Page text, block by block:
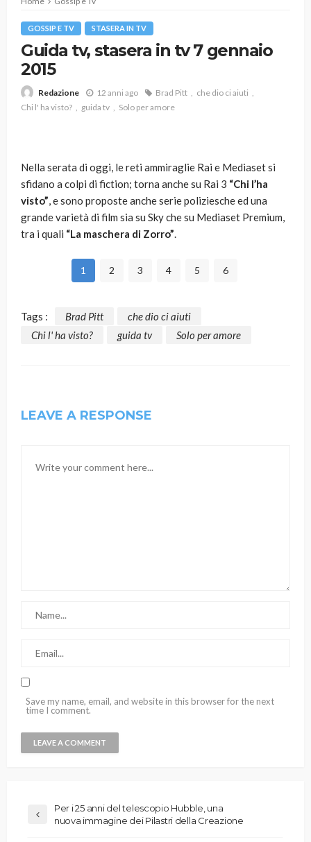
GOSSIP E TV STASERA IN TV
Guida tv, stasera in tv 7 gennaio
2015
Redazione 12 anni ago Brad Pitt
che dio ci aiuti
Chi l' ha visto?
guida tv Solo per amore
Nella serata di oggi, le reti ammiraglie Rai e Mediaset si
sfidano a colpi di fiction; torna anche su Rai 3 “Chi l’ha
visto”, e sono proposte anche serie poliziesche ed una
grande varietà di film sia su Sky che su Mediaset Premium,
tra i quali “La maschera di Zorro”.
1 2 3 4 5 6
Tags : Brad Pitt
che dio ci aiuti
Chi l' ha visto?
guida tv Solo per amore
LEAVE A RESPONSE
Save my name, email, and website in this browser for the next
time I comment.
Per i 25 anni del telescopio Hubble, una
nuova immagine dei Pilastri della Creazione